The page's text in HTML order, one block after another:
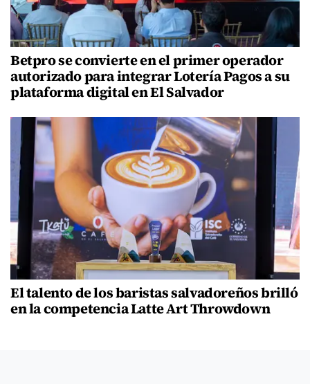
Betpro se convierte en el primer operador
autorizado para integrar Lotería Pagos a su
plataforma digital en El Salvador
El talento de los baristas salvadoreños brilló
en la competencia Latte Art Throwdown